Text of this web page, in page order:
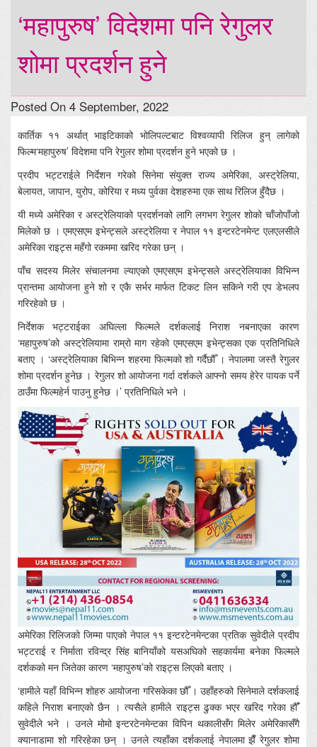
‘महापुरुष’ विदेशमा पनि रेगुलर
शोमा प्रदर्शन हुने
Posted On 4 September, 2022
कार्तिक ११ अर्थात् भाइटिकाको भोलिपल्टबाट विश्वव्यापी रिलिज हुन् लागेको
फिल्म‘महापुरुष’ विदेशमा पनि रेगुलर शोमा प्रदर्शन हुने भएको छ ।
प्रदीप भट्टराईले निर्देशन गरेको सिनेमा संयुक्त राज्य अमेरिका, अस्ट्रेलिया,
बेलायत, जापान, युरोप, कोरिया र मध्य पुर्वका देशहरुमा एक साथ रिलिज हुँदैछ ।
यी मध्ये अमेरिका र अस्ट्रेलियाको प्रदर्शनको लागि लगभग रेगुलर शोको चाँजोपाँजो
मिलेको छ । एमएसएम इभेन्ट्सले अस्ट्रेलिया र नेपाल ११ इन्टरटेनमेन्ट एलएलसीले
अमेरिका राइट्स महँगो रकममा खरिद गरेका छन् ।
पाँच सदस्य मिलेर संचालनमा ल्याएको एमएसएम इभेन्ट्सले अस्ट्रेलियाका विभिन्न
प्रान्तमा आयोजना हुने शो र एकै सर्भर मार्फत टिकट लिन सकिने गरी एप डेभलप
गरिरहेको छ ।
निर्देशक भट्टराईका अघिल्ला फिल्मले दर्शकलाई निराश नबनाएका कारण
‘महापुरुष’को अस्ट्रेलियामा राम्रो माग रहेको एमएसएम इभेन्ट्सका एक प्रतिनिधिले
बताए । ‘अस्ट्रेलियाका बिभिन्न शहरमा फिल्मको शो गर्दैछौँ । नेपालमा जस्तै रेगुलर
शोमा प्रदर्शन हुनेछ । रेगुलर शो आयोजना गर्दा दर्शकले आफ्नो समय हेरेर पायक पर्ने
ठाउँमा फिल्महेर्न पाउनु हुनेछ ।’ प्रतिनिधिले भने ।
अमेरिका रिलिजको जिम्मा पाएको नेपाल ११ इन्टरटेनमेन्टका प्रतिक सुवेदीले प्रदीप
भट्टराई र निर्माता रविन्द्र सिंह बानियाँको यसअघिको सहकार्यमा बनेका फिल्मले
दर्शकको मन जितेका कारण ‘महापुरुष’को राइट्स लिएको बताए ।
‘हामीले यहाँ विभिन्न शोहरु आयोजना गरिसकेका छौँ । उहाँहरुको सिनेमाले दर्शकलाई
कहिले निराश बनाएको छैन । त्यसैले हामीले राइट्स ढुक्क भएर खरिद गरेका हौँ’
सुवेदीले भने । उनले मोमो इन्टरटेनमेन्टका विपिन थकालीसँग मिलेर अमेरिकासँगै
क्यानाडामा शो गरिरहेका छन् । उनले त्यहाँका दर्शकलाई नेपालमा झैँ रेगुलर शोमा